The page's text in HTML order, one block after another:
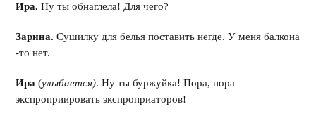
Ира. Ну ты обнаглела! Для чего?
Зарина. Сушилку для белья поставить негде. У меня балкона
-то нет.
Ира (улыбается). Ну ты буржуйка! Пора, пора
экспроприировать экспроприаторов!